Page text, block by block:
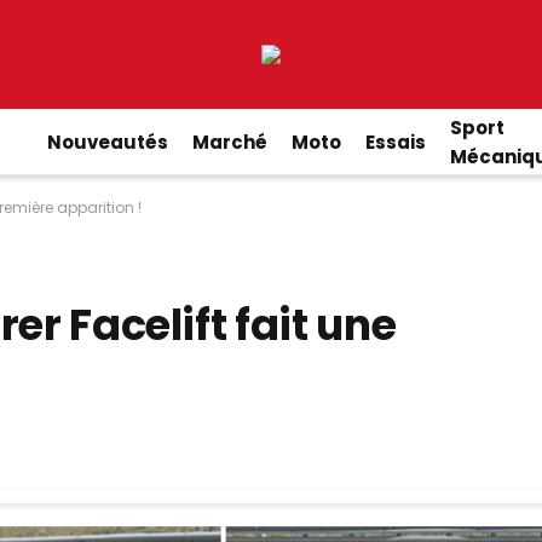
Nouveautés Marché Moto Essais
Sport
apparition !
Facelift fait une